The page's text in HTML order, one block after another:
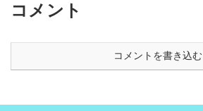
コメント
コメントを書き込む